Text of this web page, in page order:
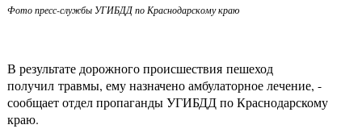
Фото пресс-службы УГИБДД по Краснодарскому краю
В результате дорожного происшествия пешеход
получил травмы, ему назначено амбулаторное лечение, -
сообщает отдел пропаганды УГИБДД по Краснодарскому
краю.